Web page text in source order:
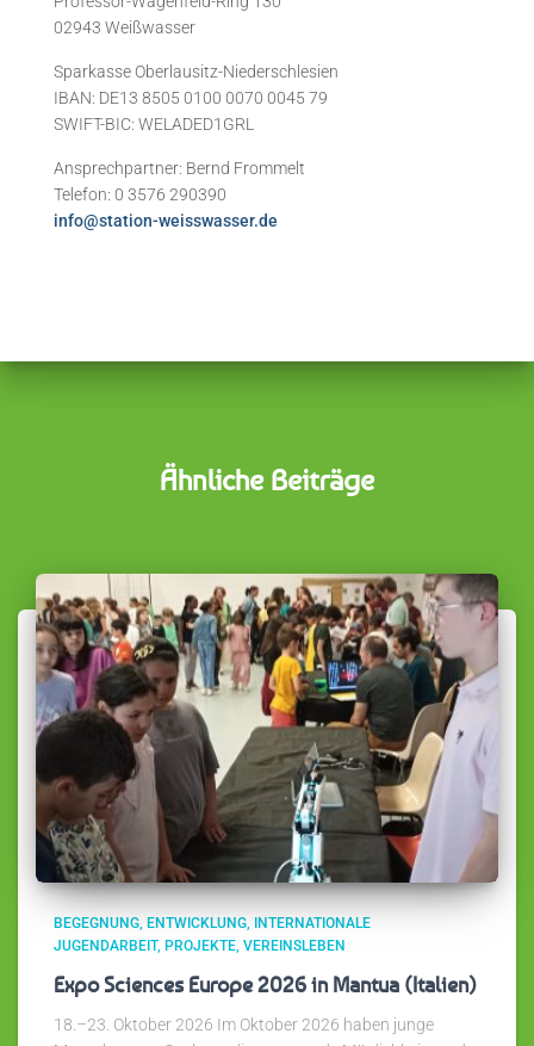
02943 Weißwasser
Sparkasse Oberlausitz-Niederschlesien
IBAN: DE13 8505 0100 0070 0045 79
SWIFT-BIC: WELADED1GRL
Ansprechpartner: Bernd Frommelt
Telefon: 0 3576 290390
info@station-weisswasser.de
Ähnliche Beiträge
BEGEGNUNG ENTWICKLUNG
INTERNATIONALE
JUGENDARBEIT PROJEKTE VEREINSLEBEN
Expo Sciences Europe 2026 in Mantua (Italien)
18.–23. Oktober 2026 Im Oktober 2026 haben junge